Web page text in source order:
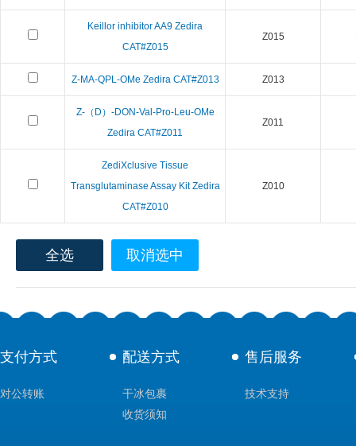
Keillor inhibitor AA9 Zedira
CAT#Z015
Z015
Z-MA-QPL-OMe Zedira CAT#Z013 Z013
Z-（D）-DON-Val-Pro-Leu-OMe
Zedira CAT#Z011
Z011
ZediXclusive Tissue
Transglutaminase Assay Kit Zedira
CAT#Z010
Z010
全选 取消选中
支付方式
对公转账
配送方式
干冰包裹
收货须知
售后服务
技术支持